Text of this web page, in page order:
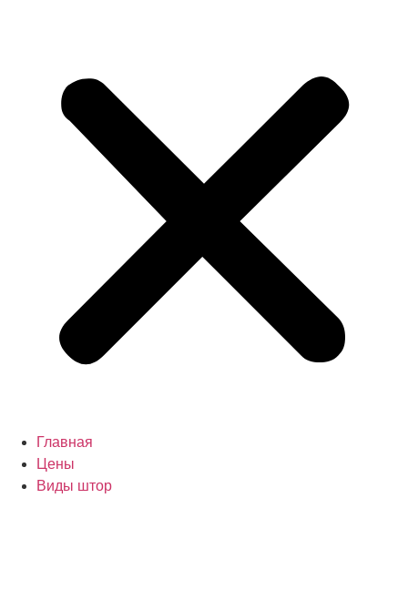
Главная
Цены
Виды штор